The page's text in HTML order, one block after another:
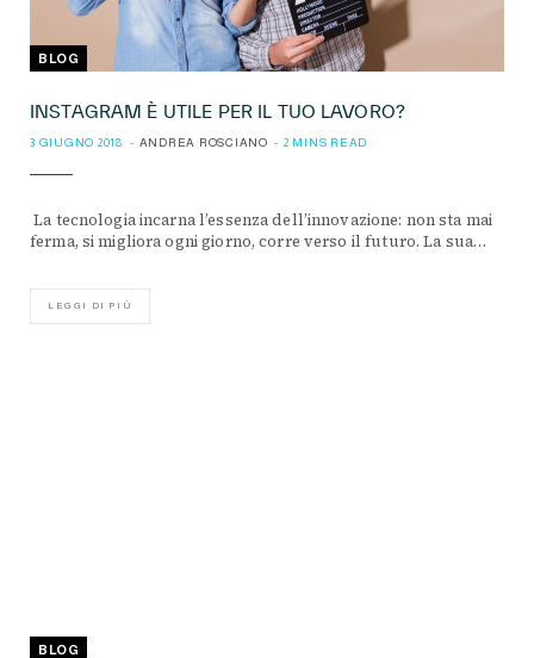
BLOG
INSTAGRAM È UTILE PER IL TUO LAVORO?
3 GIUGNO 2018 ANDREA ROSCIANO 2 MINS READ
La tecnologia incarna l’essenza dell’innovazione: non sta mai
ferma, si migliora ogni giorno, corre verso il futuro. La sua…
LEGGI DI PIÙ
BLOG